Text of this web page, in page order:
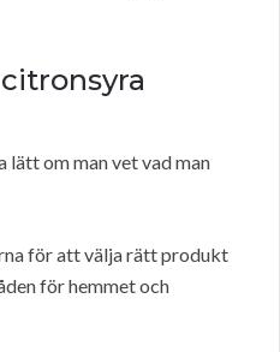
om man vet vad man
för att välja rätt produkt
för hemmet och